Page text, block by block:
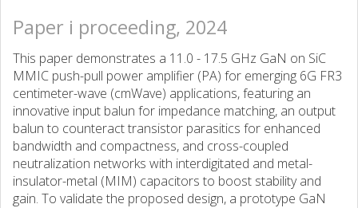
Paper i proceeding, 2024
This paper demonstrates a 11.0 - 17.5 GHz GaN on SiC
MMIC push-pull power amplifier (PA) for emerging 6G FR3
centimeter-wave (cmWave) applications, featuring an
innovative input balun for impedance matching, an output
balun to counteract transistor parasitics for enhanced
bandwidth and compactness, and cross-coupled
neutralization networks with interdigitated and metal-
insulator-metal (MIM) capacitors to boost stability and
gain. To validate the proposed design, a prototype GaN